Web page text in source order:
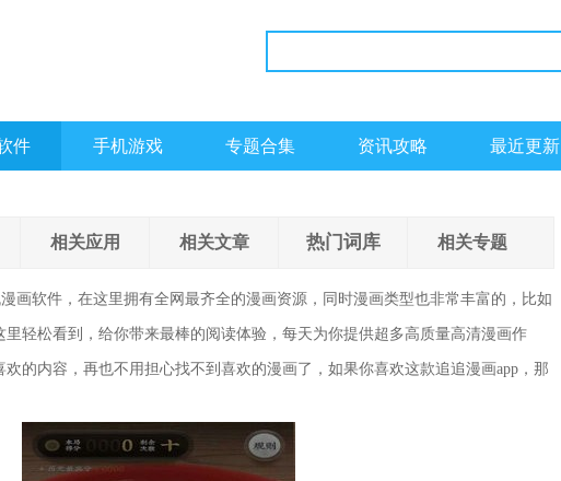
件 手机游戏 专题合集 资讯攻略 最近更新
相关应用 相关文章 热门词库 相关专题
画软件，在这里拥有全网最齐全的漫画资源，同时漫画类型也非常丰富的，比如
轻松看到，给你带来最棒的阅读体验，每天为你提供超多高质量高清漫画作
的内容，再也不用担心找不到喜欢的漫画了，如果你喜欢这款追追漫画app，那